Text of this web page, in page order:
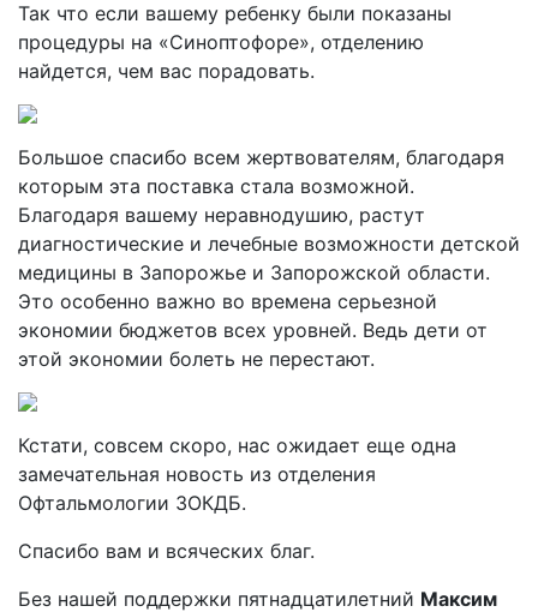
Так что если вашему ребенку были показаны
процедуры на «Синоптофоре», отделению
найдется, чем вас порадовать.
Большое спасибо всем жертвователям, благодаря
которым эта поставка стала возможной.
Благодаря вашему неравнодушию, растут
диагностические и лечебные возможности детской
медицины в Запорожье и Запорожской области.
Это особенно важно во времена серьезной
экономии бюджетов всех уровней. Ведь дети от
этой экономии болеть не перестают.
Кстати, совсем скоро, нас ожидает еще одна
замечательная новость из отделения
Офтальмологии ЗОКДБ.
Спасибо вам и всяческих благ.
Без нашей поддержки пятнадцатилетний Максим